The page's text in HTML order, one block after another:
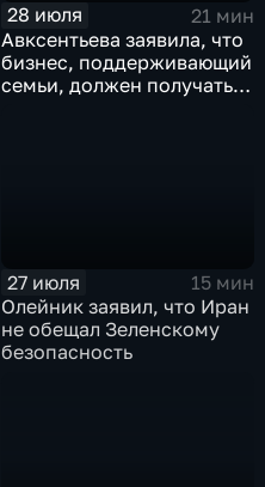
28 июля
21 мин
Авксентьева заявила, что
бизнес, поддерживающий
семьи, должен получать
27 июля
15 мин
Олейник заявил, что Иран
не обещал Зеленскому
безопасность